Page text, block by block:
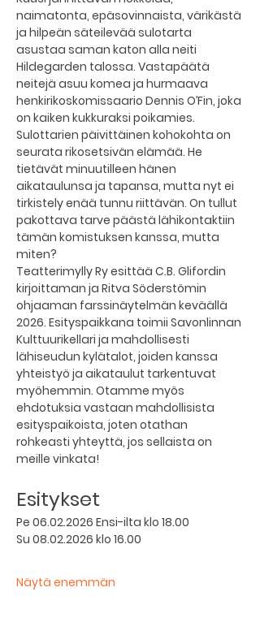
naimatonta, epäsovinnaista, värikästä
ja hilpeän säteilevää sulotarta
asustaa saman katon alla neiti
Hildegarden talossa. Vastapäätä
neitejä asuu komea ja hurmaava
henkirikoskomissaario Dennis O’Fin, joka
on kaiken kukkuraksi poikamies.
Sulottarien päivittäinen kohokohta on
seurata rikosetsivän elämää. He
tietävät minuutilleen hänen
aikataulunsa ja tapansa, mutta nyt ei
tirkistely enää tunnu riittävän. On tullut
pakottava tarve päästä lähikontaktiin
tämän komistuksen kanssa, mutta
miten?
Teatterimylly Ry esittää C.B. Glifordin
kirjoittaman ja Ritva Söderstömin
ohjaaman farssinäytelmän keväällä
2026. Esityspaikkana toimii Savonlinnan
Kulttuurikellari ja mahdollisesti
lähiseudun kylätalot, joiden kanssa
yhteistyö ja aikataulut tarkentuvat
myöhemmin. Otamme myös
ehdotuksia vastaan mahdollisista
esityspaikoista, joten otathan
rohkeasti yhteyttä, jos sellaista on
meille vinkata!
Esitykset
Pe 06.02.2026 Ensi-ilta klo 18.00
Su 08.02.2026 klo 16.00
Näytä enemmän